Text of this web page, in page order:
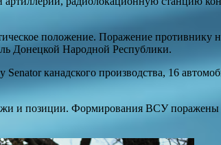
положение. Поражение
Донецкой Народной Республики.
канадского производства, 16
и позиции. Формирования ВСУ поражены